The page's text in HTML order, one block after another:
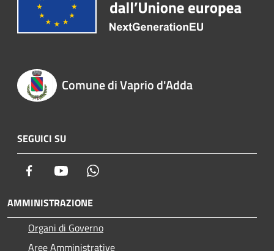
Comune di Vaprio d'Adda
SEGUICI SU
Facebook Youtube
AMMINISTRAZIONE
Organi di Governo
Aree Amministrative